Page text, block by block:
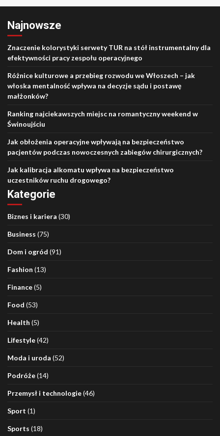
Najnowsze
Znaczenie kolorystyki serwety TUR na stół instrumentalny dla
efektywności pracy zespołu operacyjnego
Różnice kulturowe a przebieg rozwodu we Włoszech – jak
włoska mentalność wpływa na decyzje sądu i postawę
małżonków?
Ranking najciekawszych miejsc na romantyczny weekend w
Świnoujściu
Jak obłożenia operacyjne wpływają na bezpieczeństwo
pacjentów podczas nowoczesnych zabiegów chirurgicznych?
Jak kalibracja alkomatu wpływa na bezpieczeństwo
uczestników ruchu drogowego?
Kategorie
Biznes i kariera (30)
Business (75)
Dom i ogród (91)
Fashion (13)
Finance(5)
Food (53)
Health (5)
Lifestyle(42)
Moda i uroda (52)
Podróże(14)
Przemysł i technologie(46)
Sport (1)
Sports (18)